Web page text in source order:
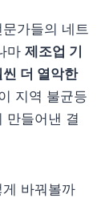
가들의 네트
마 제조업 기
더 열악한
지역 불균등
만들어낸 결
바꿔볼까